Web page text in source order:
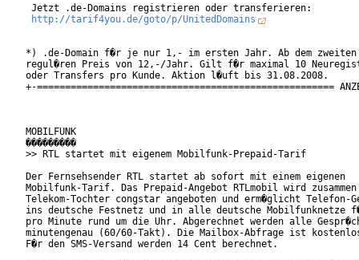
Jetzt .de-Domains registrieren oder transferieren:
http://tarif4you.de/goto/p/UnitedDomains
*) .de-Domain f�r je nur 1,- im ersten Jahr. Ab dem zweiten
regul�ren Preis von 12,-/Jahr. Gilt f�r maximal 10
oder Transfers pro Kunde. Aktion l�uft bis 31.08.2008.
+-=====================================================
MOBILFUNK
���������
>> RTL startet mit eigenem Mobilfunk-Prepaid-Tarif
Der Fernsehsender RTL startet ab sofort mit einem eigenen
Mobilfunk-Tarif. Das Prepaid-Angebot RTLmobil wird
Telekom-Tochter congstar angeboten und erm�glicht Telefon-
ins deutsche Festnetz und in alle deutsche Mobilfunknetze
pro Minute rund um die Uhr. Abgerechnet werden alle
minutengenau (60/60-Takt). Die Mailbox-Abfrage ist
F�r den SMS-Versand werden 14 Cent berechnet.